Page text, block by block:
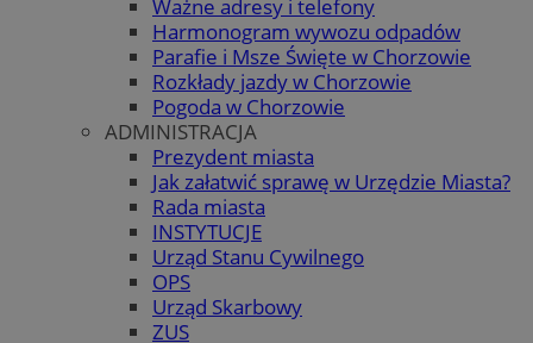
Ważne adresy i telefony
Harmonogram wywozu odpadów
Parafie i Msze Święte w Chorzowie
Rozkłady jazdy w Chorzowie
Pogoda w Chorzowie
ADMINISTRACJA
Prezydent miasta
Jak załatwić sprawę w Urzędzie Miasta?
Rada miasta
INSTYTUCJE
Urząd Stanu Cywilnego
OPS
Urząd Skarbowy
ZUS